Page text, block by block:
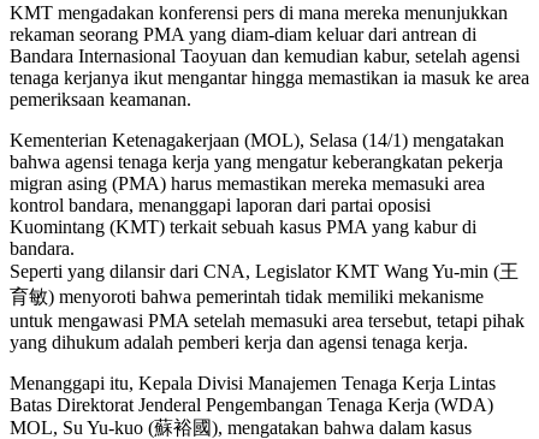
KMT mengadakan konferensi pers di mana mereka menunjukkan
rekaman seorang PMA yang diam-diam keluar dari antrean di
Bandara Internasional Taoyuan dan kemudian kabur, setelah agensi
tenaga kerjanya ikut mengantar hingga memastikan ia masuk ke area
pemeriksaan keamanan.
Kementerian Ketenagakerjaan (MOL), Selasa (14/1) mengatakan
bahwa agensi tenaga kerja yang mengatur keberangkatan pekerja
migran asing (PMA) harus memastikan mereka memasuki area
kontrol bandara, menanggapi laporan dari partai oposisi
Kuomintang (KMT) terkait sebuah kasus PMA yang kabur di
bandara.
Seperti yang dilansir dari CNA, Legislator KMT Wang Yu-min (王
育敏) menyoroti bahwa pemerintah tidak memiliki mekanisme
untuk mengawasi PMA setelah memasuki area tersebut, tetapi pihak
yang dihukum adalah pemberi kerja dan agensi tenaga kerja.
Menanggapi itu, Kepala Divisi Manajemen Tenaga Kerja Lintas
Batas Direktorat Jenderal Pengembangan Tenaga Kerja (WDA)
MOL, Su Yu-kuo (蘇裕國), mengatakan bahwa dalam kasus